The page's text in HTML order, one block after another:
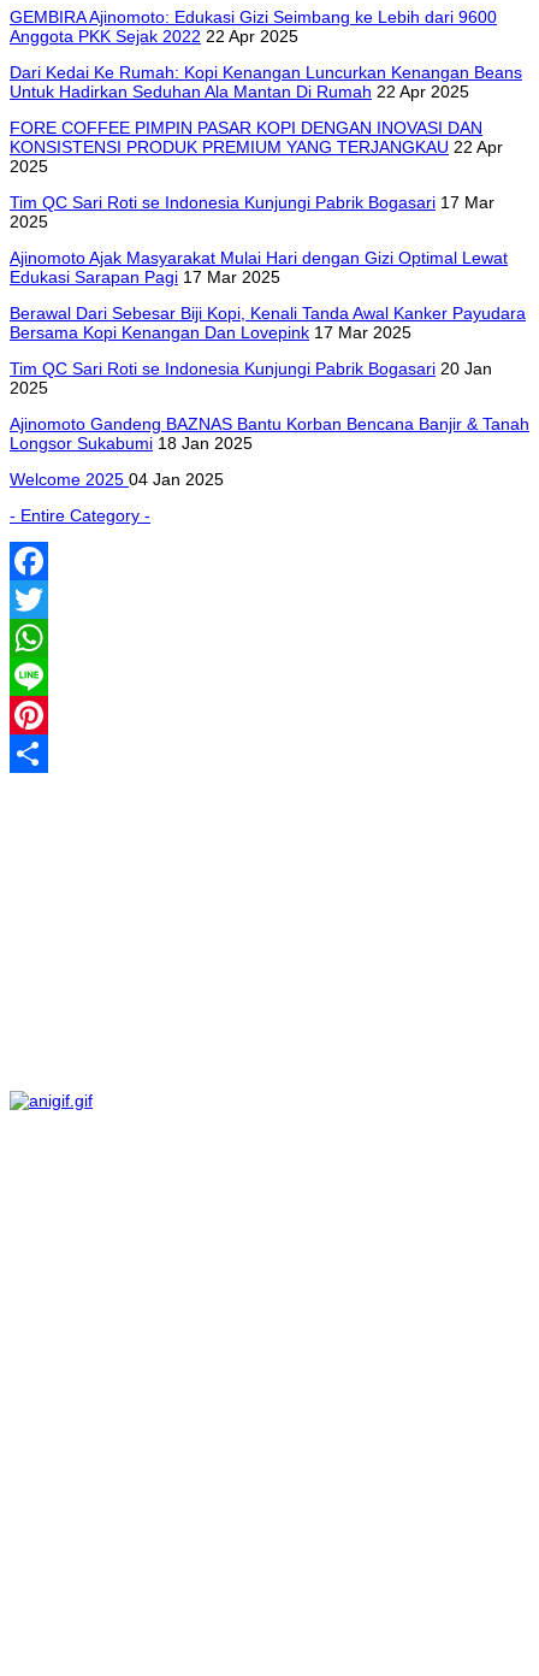
GEMBIRA Ajinomoto: Edukasi Gizi Seimbang ke Lebih dari 9600
Anggota PKK Sejak 2022 22 Apr 2025
Dari Kedai Ke Rumah: Kopi Kenangan Luncurkan Kenangan Beans
Untuk Hadirkan Seduhan Ala Mantan Di Rumah 22 Apr 2025
FORE COFFEE PIMPIN PASAR KOPI DENGAN INOVASI DAN
KONSISTENSI PRODUK PREMIUM YANG TERJANGKAU 22 Apr
2025
Tim QC Sari Roti se Indonesia Kunjungi Pabrik Bogasari 17 Mar
2025
Ajinomoto Ajak Masyarakat Mulai Hari dengan Gizi Optimal Lewat
Edukasi Sarapan Pagi 17 Mar 2025
Berawal Dari Sebesar Biji Kopi, Kenali Tanda Awal Kanker Payudara
Bersama Kopi Kenangan Dan Lovepink 17 Mar 2025
Tim QC Sari Roti se Indonesia Kunjungi Pabrik Bogasari 20 Jan
2025
Ajinomoto Gandeng BAZNAS Bantu Korban Bencana Banjir & Tanah
Longsor Sukabumi 18 Jan 2025
Welcome 2025 04 Jan 2025
- Entire Category -
Facebook
Twitter
WhatsApp
Line
Pinterest